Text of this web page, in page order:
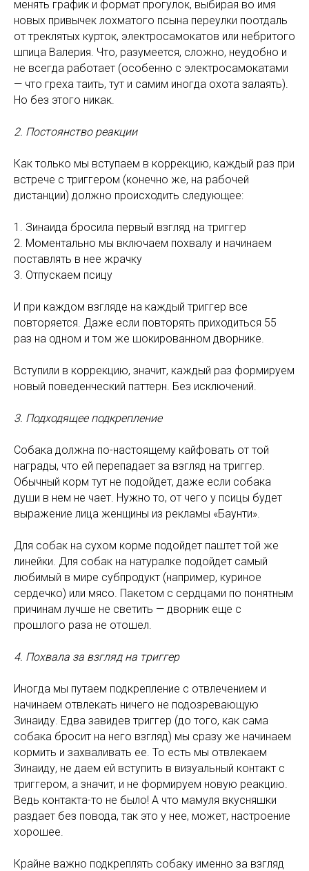
менять график и формат прогулок, выбирая во имя
новых привычек лохматого псына переулки поотдаль
от треклятых курток, электросамокатов или небритого
шпица Валерия. Что, разумеется, сложно, неудобно и
не всегда работает (особенно с электросамокатами
— что греха таить, тут и самим иногда охота залаять).
Но без этого никак.
2. Постоянство реакции
Как только мы вступаем в коррекцию, каждый раз при
встрече с триггером (конечно же, на рабочей
дистанции) должно происходить следующее:
1. Зинаида бросила первый взгляд на триггер
2. Моментально мы включаем похвалу и начинаем
поставлять в нее жрачку
3. Отпускаем псицу
И при каждом взгляде на каждый триггер все
повторяется. Даже если повторять приходиться 55
раз на одном и том же шокированном дворнике.
Вступили в коррекцию, значит, каждый раз формируем
новый поведенческий паттерн. Без исключений.
3. Подходящее подкрепление
Собака должна по-настоящему кайфовать от той
награды, что ей перепадает за взгляд на триггер.
Обычный корм тут не подойдет, даже если собака
души в нем не чает. Нужно то, от чего у псицы будет
выражение лица женщины из рекламы «Баунти».
Для собак на сухом корме подойдет паштет той же
линейки. Для собак на натуралке подойдет самый
любимый в мире субпродукт (например, куриное
сердечко) или мясо. Пакетом с сердцами по понятным
причинам лучше не светить — дворник еще с
прошлого раза не отошел.
4. Похвала за взгляд на триггер
Иногда мы путаем подкрепление с отвлечением и
начинаем отвлекать ничего не подозревающую
Зинаиду. Едва завидев триггер (до того, как сама
собака бросит на него взгляд) мы сразу же начинаем
кормить и захваливать ее. То есть мы отвлекаем
Зинаиду, не даем ей вступить в визуальный контакт с
триггером, а значит, и не формируем новую реакцию.
Ведь контакта-то не было! А что мамуля вкусняшки
раздает без повода, так это у нее, может, настроение
хорошее.
Крайне важно подкреплять собаку именно за взгляд